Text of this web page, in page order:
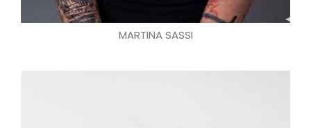
MARTINA SASSI